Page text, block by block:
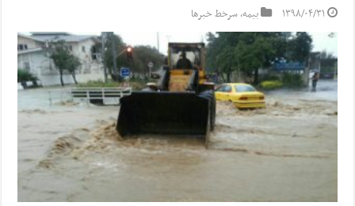
۱۳۹۸/۰۴/۳۱ بیمه,سرخط خبرها